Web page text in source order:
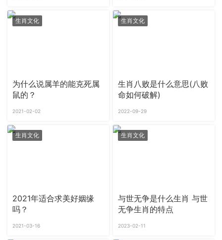
生肖文化
为什么说属羊的能克死属
鼠的？
2021-02-02
生肖文化
生肖八败是什么意思(八败
命如何破解)
2022-09-29
生肖文化
2021年适合求美好姻缘
吗？
2021-03-16
生肖文化
与世无争是什么生肖 与世
无争生肖的特点
2023-02-11